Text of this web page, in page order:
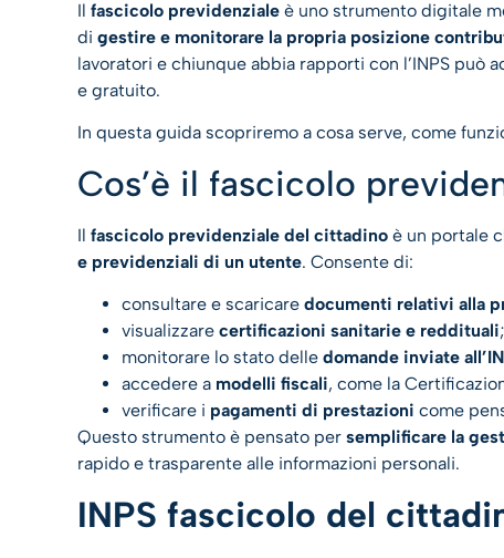
Il fascicolo previdenziale è uno strumento digitale
di gestire e monitorare la propria posizione
lavoratori e chiunque abbia rapporti con l’INPS può
e gratuito.
In questa guida scopriremo a cosa serve, come
Cos’è il fascicolo
Il fascicolo previdenziale del cittadino è un portale
e previdenziali di un utente. Consente di:
consultare e scaricare documenti relativi alla
visualizzare certificazioni sanitarie e reddituali;
monitorare lo stato delle domande inviate
accedere a modelli fiscali, come la
verificare i pagamenti di prestazioni come
Questo strumento è pensato per semplificare la
rapido e trasparente alle informazioni personali.
INPS fascicolo del